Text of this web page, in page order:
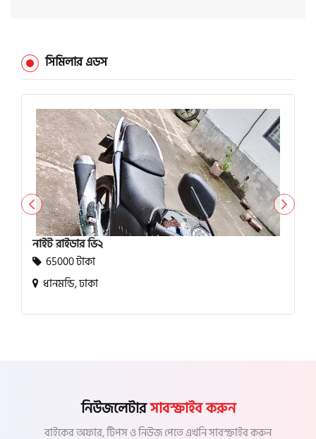
সিমিলার এডস
নাইট রাইডার ভি২
65000 টাকা
ধানমন্ডি, ঢাকা
নিউজলেটারসাবস্ক্রাইব করুন
বাইকের অফার, টিপস ও নিউজ পেতে এখনি সাবস্ক্রাইব করুন